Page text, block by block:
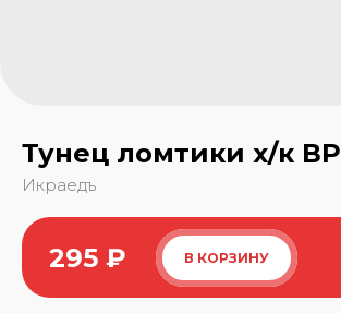
Тунец ломтики х/к ВР
Икраедъ
295 ₽ В КОРЗИНУ